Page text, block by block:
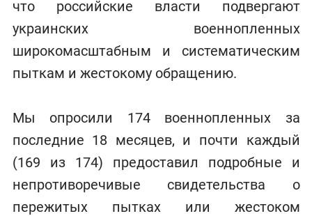
что российские власти подвергают
украинских военнопленных
широкомасштабным и систематическим
пыткам и жестокому обращению.
Мы опросили 174 военнопленных за
последние 18 месяцев, и почти каждый
(169 из 174) предоставил подробные и
непротиворечивые свидетельства о
пережитых пытках или жестоком